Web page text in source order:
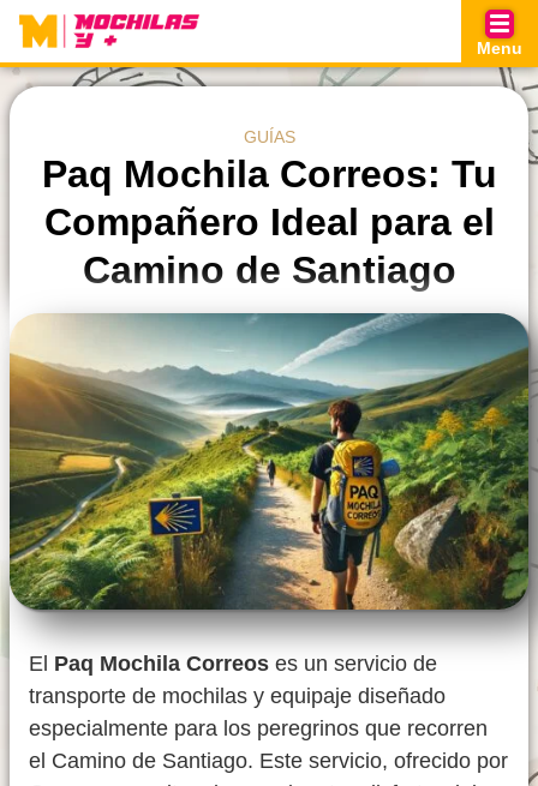
Skip
content
Menu
GUÍAS
Paq Mochila Correos: Tu
Compañero Ideal para el
Camino de Santiago
El Paq Mochila Correos es un servicio de
transporte de mochilas y equipaje diseñado
especialmente para los peregrinos que recorren
el Camino de Santiago. Este servicio, ofrecido por